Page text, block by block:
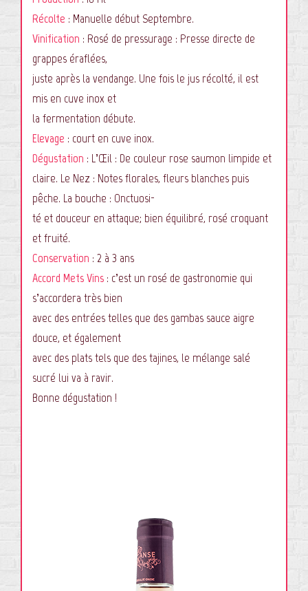
CONTACT
Récolte : Manuelle début Septembre.
Vinification : Rosé de pressurage : Presse directe de
grappes éraflées,
juste après la vendange. Une fois le jus récolté, il est
mis en cuve inox et
la fermentation débute.
Elevage : court en cuve inox.
Dégustation : L’Œil : De couleur rose saumon limpide et
claire. Le Nez : Notes florales, fleurs blanches puis
pêche. La bouche : Onctuosi-
té et douceur en attaque; bien équilibré, rosé croquant
et fruité.
Conservation : 2 à 3 ans
Accord Mets Vins : c’est un rosé de gastronomie qui
s’accordera très bien
avec des entrées telles que des gambas sauce aigre
douce, et également
avec des plats tels que des tajines, le mélange salé
sucré lui va à ravir.
Bonne dégustation !